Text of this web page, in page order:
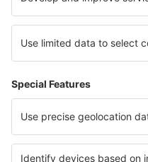
Páginas
eSky.eu